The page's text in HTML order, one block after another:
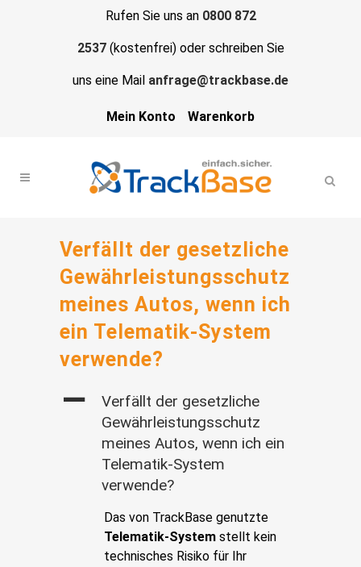
Rufen Sie uns an 0800 872
2537(kostenfrei) oder schreiben Sie
uns eine Mail anfrage@trackbase.de
Mein Konto Warenkorb
Verfällt der gesetzliche
Gewährleistungsschutz
meines Autos, wenn ich
ein Telematik-System
verwende?
A
Verfällt der gesetzliche
Gewährleistungsschutz
meines Autos, wenn ich ein
Telematik-System
verwende?
Das von TrackBase genutzte
Telematik-System stellt kein
technisches Risiko für Ihr